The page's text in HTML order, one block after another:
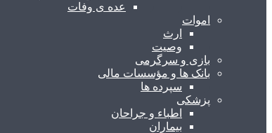
عده ی وفات
اموات
ارث
وصیت
بازی و سرگرمی
بانک ها و مؤسسات مالی
سپرده ها
پزشکی
اطباء و جراحان
بیماران